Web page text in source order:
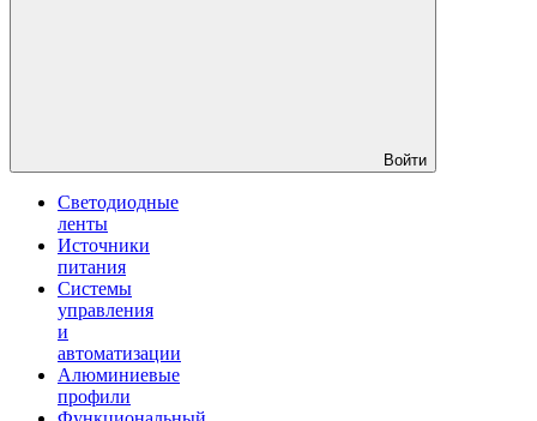
Войти
Светодиодные
ленты
Источники
питания
Системы
управления
и
автоматизации
Алюминиевые
профили